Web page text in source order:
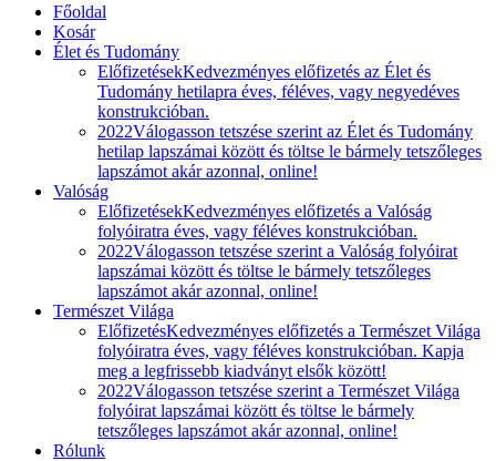
Főoldal
Kosár
Élet és Tudomány
ElőfizetésekKedvezményes előfizetés az Élet és
Tudomány hetilapra éves, féléves, vagy negyedéves
konstrukcióban.
2022Válogasson tetszése szerint az Élet és Tudomány
hetilap lapszámai között és töltse le bármely tetszőleges
lapszámot akár azonnal, online!
Valóság
ElőfizetésekKedvezményes előfizetés a Valóság
folyóiratra éves, vagy féléves konstrukcióban.
2022Válogasson tetszése szerint a Valóság folyóirat
lapszámai között és töltse le bármely tetszőleges
lapszámot akár azonnal, online!
Természet Világa
ElőfizetésKedvezményes előfizetés a Természet Világa
folyóiratra éves, vagy féléves konstrukcióban. Kapja
meg a legfrissebb kiadványt elsők között!
2022Válogasson tetszése szerint a Természet Világa
folyóirat lapszámai között és töltse le bármely
tetszőleges lapszámot akár azonnal, online!
Rólunk